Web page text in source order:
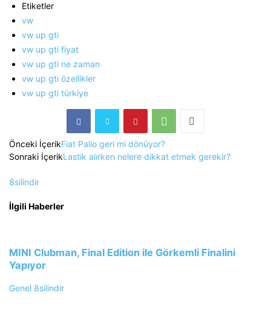
Etiketler
vw
vw up gti
vw up gti fiyat
vw up gti ne zaman
vw up gti özellikler
vw up gti türkiye
Önceki İçerikFiat Palio geri mi dönüyor?
Sonraki İçerikLastik alırken nelere dikkat etmek gerekir?
8silindir
İlgili Haberler
MINI Clubman, Final Edition ile Görkemli Finalini
Yapıyor
Genel 8silindir